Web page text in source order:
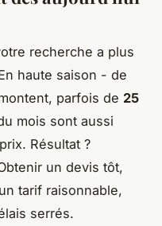
recherche a plus
haute saison - de
parfois de 25
mois sont aussi
Résultat ?
un devis tôt,
tarif raisonnable,
serrés.